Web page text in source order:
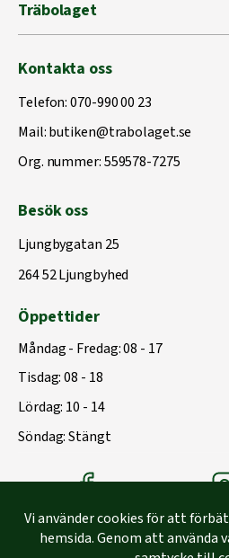
Träbolaget
Kontakta oss
Telefon:070-990 00 23
Mail:butiken@trabolaget.se
Org. nummer: 559578-7275
Besök oss
Ljungbygatan 25
264 52 Ljungbyhed
Öppettider
Måndag - Fredag: 08 - 17
Tisdag: 08 - 18
Lördag: 10 - 14
Söndag: Stängt
Träbolagets FacebookTräbolagets